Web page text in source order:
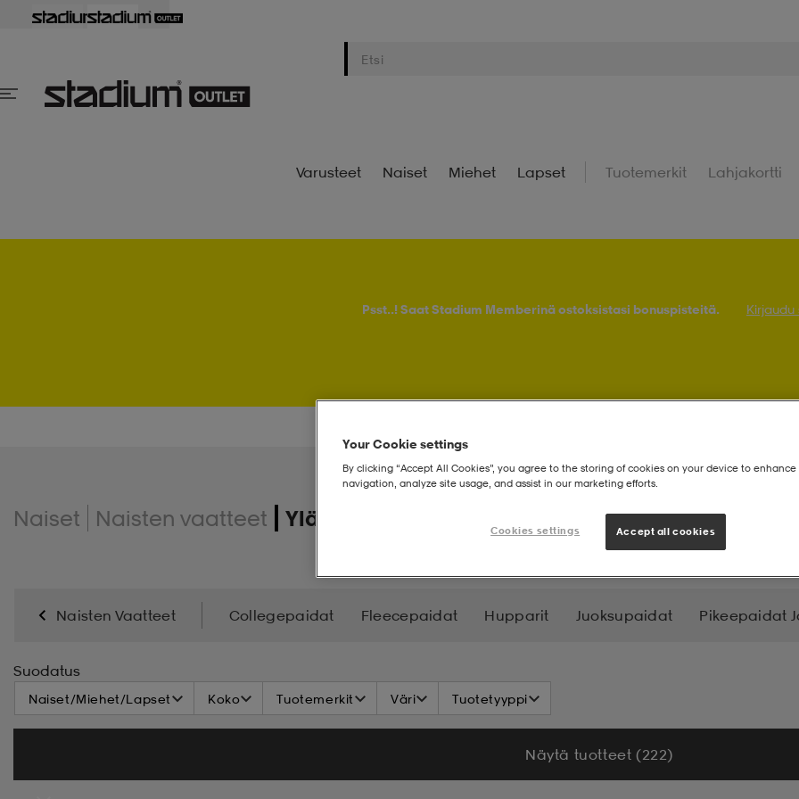
Varusteet Naiset Miehet Lapset Tuotemerkit Lahjakortti
Psst..! Saat Stadium Memberinä ostoksistasi bonuspisteitä. Kirjaudu
Naiset Naisten vaatteet Yläosat
Naisten Vaatteet Collegepaidat Fleecepaidat Hupparit Juoksupaidat Pikeepaidat
Suodatus
Naiset/Miehet/Lapset Koko Tuotemerkit Väri Tuotetyyppi
Näytä tuotteet (222)
Your Cookie settings
By clicking “Accept All Cookies”, you agree to the storing of cookies on your device to enhance
navigation, analyze site usage, and assist in our marketing efforts.
Cookies settings Accept all cookies